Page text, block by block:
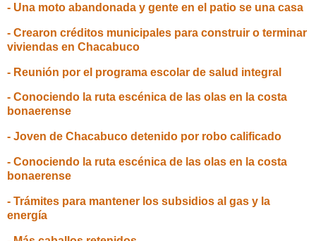
- Una moto abandonada y gente en el patio se una casa
- Crearon créditos municipales para construir o terminar
viviendas en Chacabuco
- Reunión por el programa escolar de salud integral
- Conociendo la ruta escénica de las olas en la costa
bonaerense
- Joven de Chacabuco detenido por robo calificado
- Conociendo la ruta escénica de las olas en la costa
bonaerense
- Trámites para mantener los subsidios al gas y la
energía